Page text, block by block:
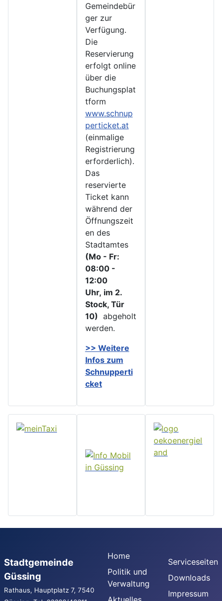
Gemeindebür
ger zur
Verfügung.
Die
Reservierung
erfolgt online
über die
Buchungsplat
tform
www.schnup
perticket.at
(einmalige
Registrierung
erforderlich).
Das
reservierte
Ticket kann
während der
Öffnungszeit
en des
Stadtamtes
(Mo - Fr:
08:00 -
12:00
Uhr, im 2.
Stock, Tür
10) abgeholt
werden.
>> Weitere
Infos zum
Schnupperti
cket
Stadtgemeinde
Güssing
Rathaus, Hauptplatz 7, 7540
Home
Politik und
Verwaltung
Serviceseiten
Downloads
Impressum